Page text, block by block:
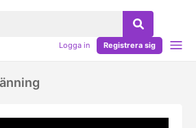
Logga in Registrera sig